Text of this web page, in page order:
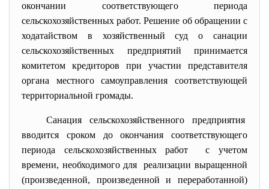
окончании соответствующего периода
сельскохозяйственных работ. Решение об обращении с
ходатайством в хозяйственный суд о санации
сельскохозяйственных предприятий принимается
комитетом кредиторов при участии представителя
органа местного самоуправления соответствующей
территориальной громады.
Санация сельскохозяйственногопредприятия
вводится сроком до окончания соответствующего
периода сельскохозяйственных работ с учетом
времени, необходимого для реализации выращенной
(произведенной, произведенной и переработанной)